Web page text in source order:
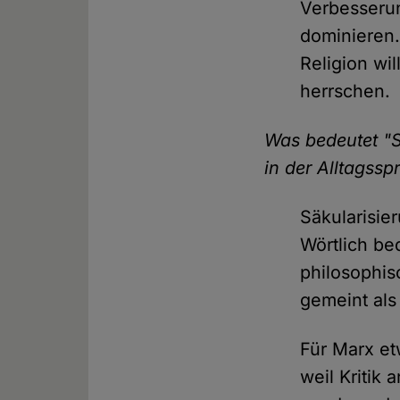
Religion
herrschen.
Was bedeutet
in der
Wörtlich
gemeint
Für Marx
weil Kritik